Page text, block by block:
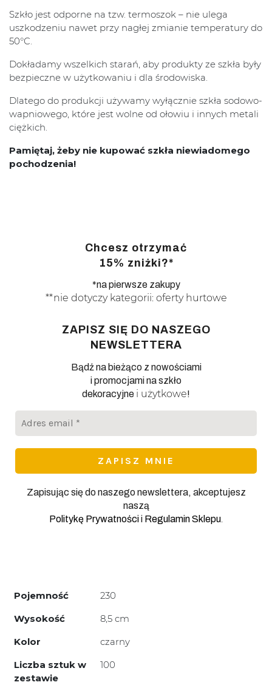
Szkło jest odporne na tzw. termoszok – nie ulega
uszkodzeniu nawet przy nagłej zmianie temperatury do
50°C.
Dokładamy wszelkich starań, aby produkty ze szkła były
bezpieczne w użytkowaniu i dla środowiska.
Dlatego do produkcji używamy wyłącznie szkła sodowo-
wapniowego, które jest wolne od ołowiu i innych metali
ciężkich.
Pamiętaj, żeby nie kupować szkła niewiadomego
pochodzenia!
Chcesz otrzymać
15% zniżki?*
*na pierwsze zakupy
**nie dotyczy kategorii: oferty hurtowe
ZAPISZ SIĘ DO NASZEGO
NEWSLETTERA
Bądź na bieżąco z nowościami
i promocjami na szkło
dekoracyjne i użytkowe!
Zapisując się do naszego newslettera, akceptujesz
naszą
Politykę Prywatnościi Regulamin Sklepu
Pojemność
230
Wysokość
8,5 cm
Kolor
czarny
Liczba sztuk w
zestawie
100